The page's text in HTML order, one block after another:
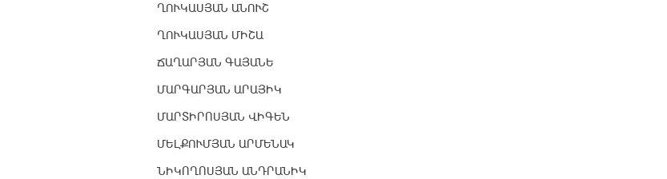
ՂՈՒԿԱՍՅԱՆ ԱՆՈՒՇ
ՂՈՒԿԱՍՅԱՆ ՄԻՇԱ
ՃԱՂԱՐՅԱՆ ԳԱՅԱՆԵ
ՄԱՐԳԱՐՅԱՆ ԱՐԱՅԻԿ
ՄԱՐՏԻՐՈՍՅԱՆ ՎԻԳԵՆ
ՄԵԼՔՈՒՄՅԱՆ ԱՐՄԵՆԱԿ
ՆԻԿՈՂՈՍՅԱՆ ԱՆԴՐԱՆԻԿ